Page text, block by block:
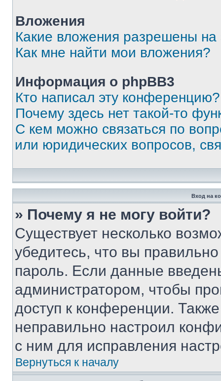
Вложения
Какие вложения разрешены
Как мне найти мои вложения?
Информация о phpBB3
Кто написал эту конференцию?
Почему здесь нет такой-то
С кем можно связаться по
или юридических вопросов,
Вход на
» Почему я не могу войти?
Существует несколько
убедитесь, что вы
пароль. Если данные
администратором, чтобы
доступ к конференции.
неправильно настроил
с ним для исправления
Вернуться к началу